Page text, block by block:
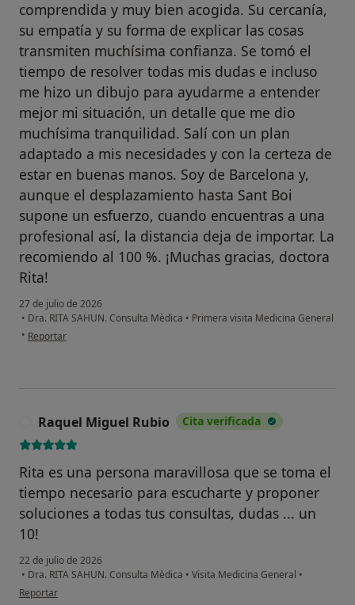
comprendida y muy bien acogida. Su cercanía,
su empatía y su forma de explicar las cosas
transmiten muchísima confianza. Se tomó el
tiempo de resolver todas mis dudas e incluso
me hizo un dibujo para ayudarme a entender
mejor mi situación, un detalle que me dio
muchísima tranquilidad. Salí con un plan
adaptado a mis necesidades y con la certeza de
estar en buenas manos. Soy de Barcelona y,
aunque el desplazamiento hasta Sant Boi
supone un esfuerzo, cuando encuentras a una
profesional así, la distancia deja de importar. La
recomiendo al 100 %. ¡Muchas gracias, doctora
Rita!
27 de julio de 2026
• Dra. RITA SAHUN. Consulta Mèdica • Primera visita Medicina General
• en opinión del usuario Karla Santillán
Reportar
Raquel Miguel Rubio Cita verificada
Rita es una persona maravillosa que se toma el
tiempo necesario para escucharte y proponer
soluciones a todas tus consultas, dudas ... un
10!
22 de julio de 2026
• Dra. RITA SAHUN. Consulta Mèdica • Visita Medicina General •
en opinión del usuario Raquel Miguel Rubio
Reportar